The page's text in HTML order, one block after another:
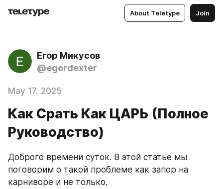
About Teletype Join
Егор Микусов
@egordexter
May 17, 2025
Как Срать Как ЦАРЬ (Полное
Руководство)
Доброго времени суток. В этой статье мы
поговорим о такой проблеме как запор на
карниворе и не только.